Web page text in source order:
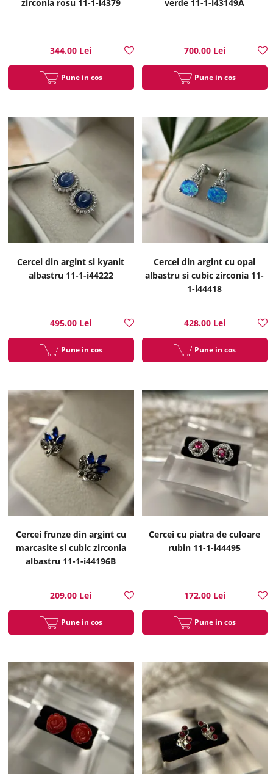
zirconia rosu 11-1-i4379
344.00 Lei
Pune in cos
verde 11-1-i43149A
700.00 Lei
Pune in cos
Cercei din argint si kyanit
albastru 11-1-i44222
495.00 Lei
Pune in cos
Cercei din argint cu opal
albastru si cubic zirconia 11-
1-i44418
428.00 Lei
Pune in cos
Cercei frunze din argint cu
marcasite si cubic zirconia
albastru 11-1-i44196B
209.00 Lei
Pune in cos
Cercei cu piatra de culoare
rubin 11-1-i44495
172.00 Lei
Pune in cos